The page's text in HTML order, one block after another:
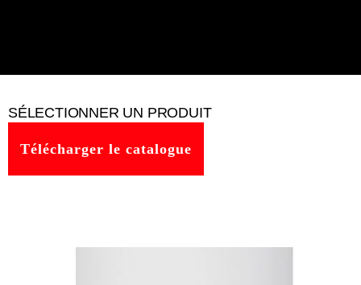
SÉLECTIONNER UN PRODUIT
Télécharger le catalogue